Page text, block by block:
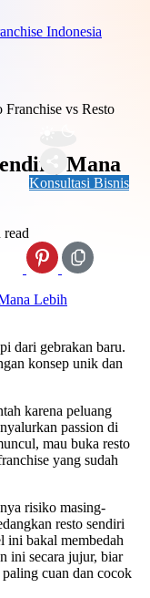
Konsultasi Bisnis
Franchise vs Resto
Mana
dari gebrakan baru.
konsep unik dan
karena peluang
passion di
mau buka resto
yang sudah
risiko masing-
resto sendiri
ini bakal membedah
ini secara jujur, biar
cuan dan cocok